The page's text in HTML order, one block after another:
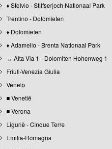
♦ Stelvio - Stilfserjoch Nationaal Park
Trentino - Dolomieten
♦ Dolomieten
♦ Adamello - Brenta Nationaal Park
↔ Alta Via 1 - Dolomiten Hohenweg 1
Friuli-Venezia Giulia
Veneto
■ Venetië
■ Verona
Ligurië - Cinque Terre
Emilia-Romagna